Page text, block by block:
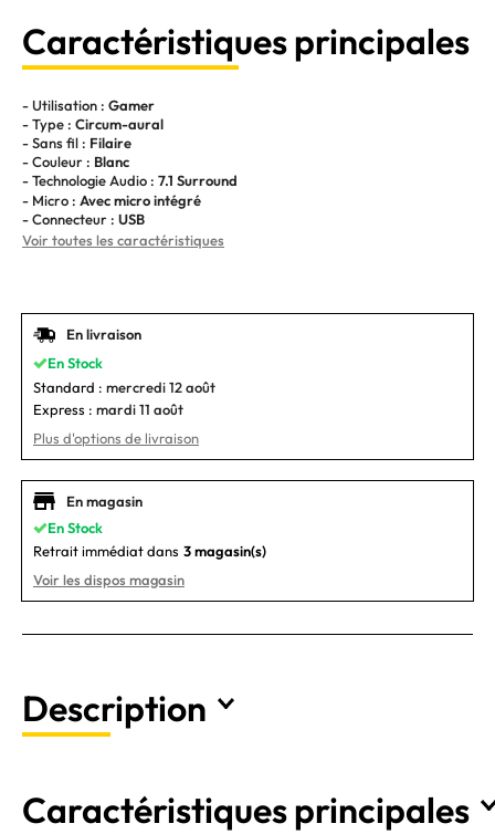
Caractéristiques principales
- Utilisation : Gamer
- Type : Circum-aural
- Sans fil : Filaire
- Couleur : Blanc
- Technologie Audio : 7.1 Surround
- Micro : Avec micro intégré
- Connecteur : USB
Voir toutes les caractéristiques
En livraison
En Stock
Standard : mercredi 12 août
Express : mardi 11 août
Plus d'options de livraison
En magasin
En Stock
Retrait immédiat dans 3 magasin(s)
Voir les dispos magasin
Description
Caractéristiques principales